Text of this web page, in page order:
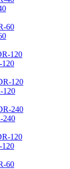
120
120
240
120